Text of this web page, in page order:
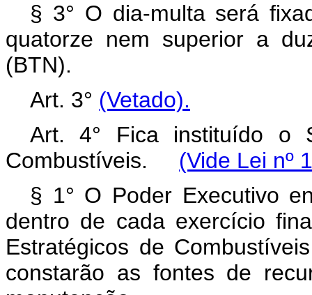
§ 3° O dia-multa será
quatorze nem superior a
(BTN).
Art. 3° (Vetado).
Art. 4° Fica instituído o
Combustíveis. (Vide Lei nº
§ 1° O Poder Executivo
dentro de cada exercício
Estratégicos de
constarão as fontes de